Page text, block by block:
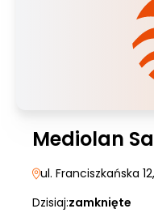
Mediolan
ul. Franciszkańska 12
Dzisiaj:zamknięte